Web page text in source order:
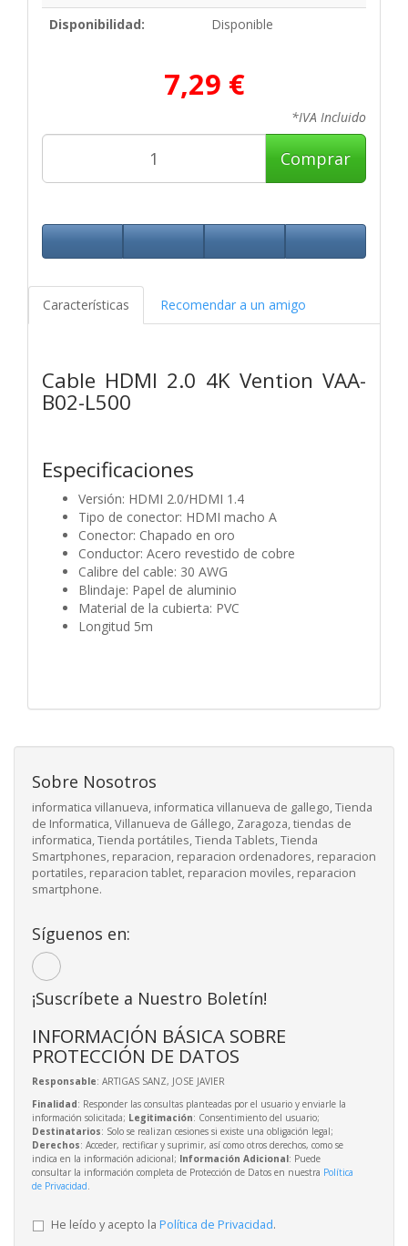
Disponibilidad:
Disponible
7,29 €
*IVA Incluido
Comprar
Características Recomendar a un amigo
Cable HDMI 2.0 4K Vention VAA-
B02-L500
Especificaciones
Versión: HDMI 2.0/HDMI 1.4
Tipo de conector: HDMI macho A
Conector: Chapado en oro
Conductor: Acero revestido de cobre
Calibre del cable: 30 AWG
Blindaje: Papel de aluminio
Material de la cubierta: PVC
Longitud 5m
Sobre Nosotros
informatica villanueva, informatica villanueva de gallego, Tienda
de Informatica, Villanueva de Gállego, Zaragoza, tiendas de
informatica, Tienda portátiles, Tienda Tablets, Tienda
Smartphones, reparacion, reparacion ordenadores, reparacion
portatiles, reparacion tablet, reparacion moviles, reparacion
smartphone.
Síguenos en:
¡Suscríbete a Nuestro Boletín!
INFORMACIÓN BÁSICA SOBRE
PROTECCIÓN DE DATOS
Responsable: ARTIGAS SANZ, JOSE JAVIER
Finalidad: Responder las consultas planteadas por el usuario y enviarle la
información solicitada; Legitimación: Consentimiento del usuario;
Destinatarios: Solo se realizan cesiones si existe una obligación legal;
Derechos: Acceder, rectificar y suprimir, así como otros derechos, como se
indica en la información adicional; Información Adicional: Puede
consultar la información completa de Protección de Datos en nuestra Política
de Privacidad
He leído y acepto la Política de Privacidad.